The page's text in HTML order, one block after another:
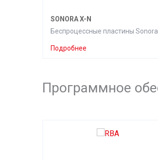
SONORA X-N
Беспроцессные пластины Sonora
Подробнее
Программное